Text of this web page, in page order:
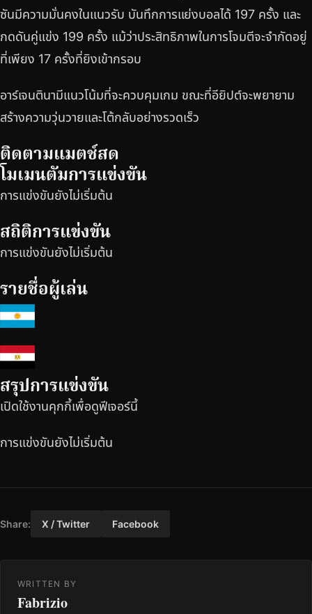
ซันมีความมั่นคงในแนวรับ บันทึกการแย่งบอลได้ 197 ครั้ง และ
กดดันคู่แข่ง 199 ครั้ง แม้ว่าประสิทธิภาพในการโจมตีจะจำกัดอยู่
ที่เพียง 17 ครั้งที่ยิงเข้ากรอบ
อาร์เจนตินามีแนวโน้มที่จะควบคุมเกม ขณะที่อียิปต์จะพยายาม
สร้างความวุ่นวายและโต้กลับอย่างรวดเร็ว
ติดตามแมตช์สด
โมเมนตัมการแข่งขัน
การแข่งขันยังไม่เริ่มต้น
สถิติการแข่งขัน
การแข่งขันยังไม่เริ่มต้น
รายชื่อผู้เล่น
สรุปการแข่งขัน
เปิดใช้งานคุกกี้เพื่อดูฟีเจอร์นี้
การแข่งขันยังไม่เริ่มต้น
Share: X / Twitter Facebook
WRITTEN BY
Fabrizio